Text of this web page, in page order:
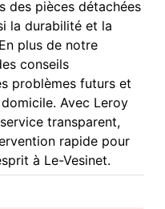
des pièces détachées
la durabilité et la
plus de notre
conseils
problèmes futurs et
Avec Leroy
transparent,
rapide pour
à Le-Vesinet.